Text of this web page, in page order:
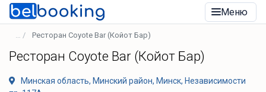
Меню
Ресторан Coyote Bar (Койот Бар)
Ресторан Coyote Bar (Койот Бар)
Минская область, Минский район, Минск, Независимости